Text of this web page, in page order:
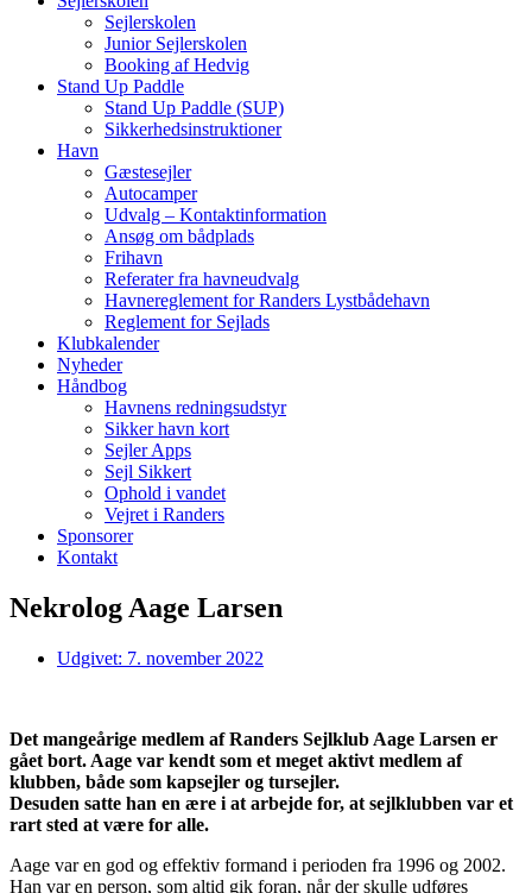
Sejlerskolen
Junior Sejlerskolen
Booking af Hedvig
Stand Up Paddle
Stand Up Paddle (SUP)
Sikkerhedsinstruktioner
Havn
Gæstesejler
Autocamper
Udvalg – Kontaktinformation
Ansøg om bådplads
Frihavn
Referater fra havneudvalg
Havnereglement for Randers Lystbådehavn
Reglement for Sejlads
Klubkalender
Nyheder
Håndbog
Havnens redningsudstyr
Sikker havn kort
Sejler Apps
Sejl Sikkert
Ophold i vandet
Vejret i Randers
Sponsorer
Kontakt
Nekrolog Aage Larsen
Udgivet: 7. november 2022
Det mangeårige medlem af Randers Sejlklub Aage Larsen er
gået bort. Aage var kendt som et meget aktivt medlem af
klubben, både som kapsejler og tursejler.
Desuden satte han en ære i at arbejde for, at sejlklubben var et
rart sted at være for alle.
Aage var en god og effektiv formand i perioden fra 1996 og 2002.
Han var en person, som altid gik foran, når der skulle udføres